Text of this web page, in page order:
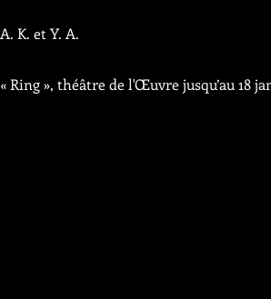
A. K. et Y. A.
« Ring », théâtre de l'Œuvre jusqu’au 18